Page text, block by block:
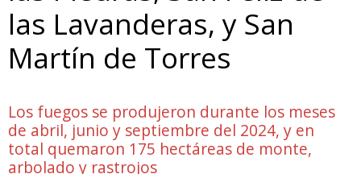
las Lavanderas, y San
Martín de Torres
Los fuegos se produjeron durante los meses
de abril, junio y septiembre del 2024, y en
total quemaron 175 hectáreas de monte,
arbolado y rastrojos